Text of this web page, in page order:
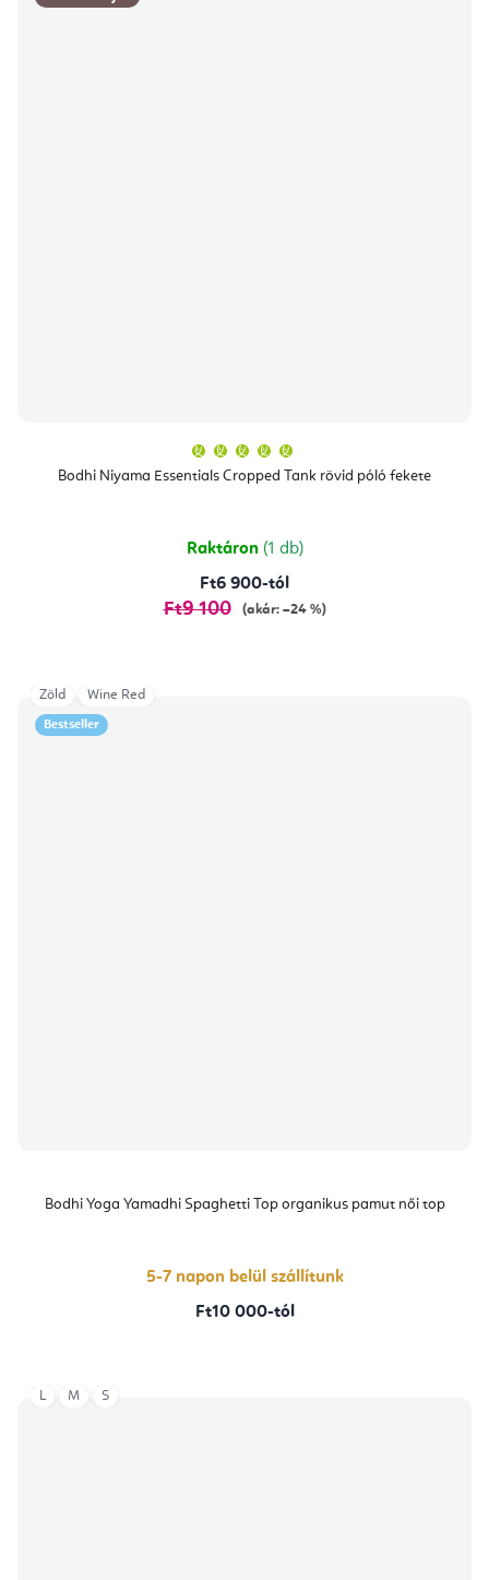
Bodhi Niyama Essentials Cropped Tank rövid póló fekete
átlagos
értékelése
csillag.
Raktáron (1 db)
Ft6 900-tól
Ft9 100 (akár: –24 %)
Bestseller
Bodhi Yoga Yamadhi Spaghetti Top organikus pamut női top
5-7 napon belül szállítunk
Ft10 000-tól
Zöld Wine Red
L M S